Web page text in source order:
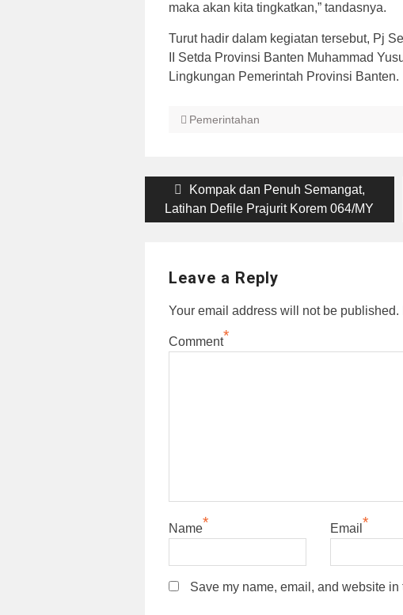
maka akan kita tingkatkan,” tandasnya.
Turut hadir dalam kegiatan tersebut, Pj
II Setda Provinsi Banten Muhammad
Lingkungan Pemerintah Provinsi Banten.
Pemerintahan
Post
navigation
Previous
post:
Kompak dan Penuh Semangat,
Latihan Defile Prajurit Korem 064/MY
Leave a Reply
Your email address will not be published.
Comment*
Name* Email *
Save my name, email, and website